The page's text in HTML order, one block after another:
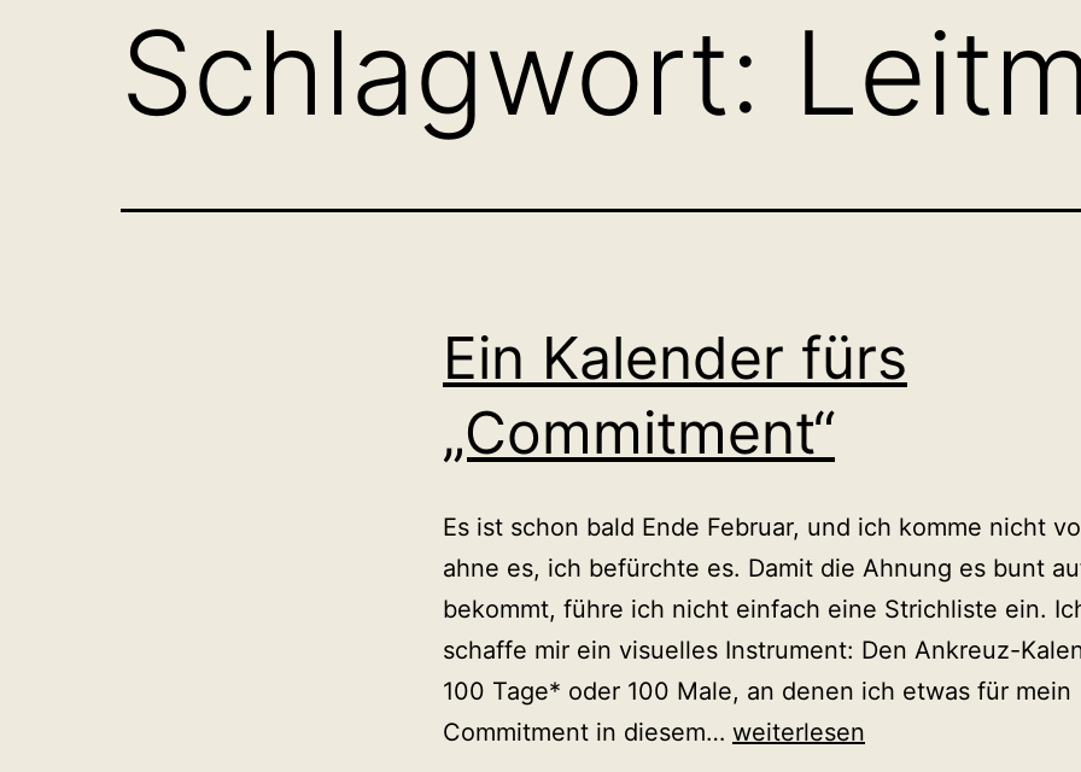
Schlagwort:
Ein Kalender fürs
„Commitment“
Es ist schon bald Ende Februar, und ich komme nicht
ahne es, ich befürchte es. Damit die Ahnung es bunt
bekommt, führe ich nicht einfach eine Strichliste ein.
schaffe mir ein visuelles Instrument: Den Ankreuz-
100 Tage* oder 100 Male, an denen ich etwas für mein
Commitment in diesem… Ein
weiterlesen